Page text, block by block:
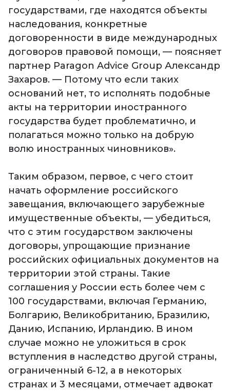
государствами, где находятся объекты
наследования, конкретные
договоренности в виде международных
договоров правовой помощи, — поясняет
партнер Paragon Advice Group Александр
Захаров. — Потому что если таких
оснований нет, то исполнять подобные
акты на территории иностранного
государства будет проблематично, и
полагаться можно только на добрую
волю иностранных чиновников».
Таким образом, первое, с чего стоит
начать оформление российского
завещания, включающего зарубежные
имущественные объекты, — убедиться,
что с этим государством заключены
договоры, упрощающие признание
российских официальных документов на
территории этой страны. Такие
соглашения у России есть более чем с
100 государствами, включая Германию,
Болгарию, Великобританию, Бразилию,
Данию, Испанию, Ирландию. В ином
случае можно не уложиться в срок
вступления в наследство другой страны,
ограниченный 6-12, а в некоторых
странах и 3 месяцами, отмечает адвокат